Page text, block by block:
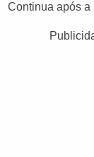
Continua após